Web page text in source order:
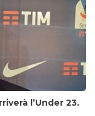
l’Under 23.